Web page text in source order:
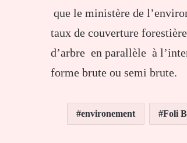
que le ministère de
taux de couverture
d’arbre en parallèle à
forme brute ou semi brute.
environement Foli